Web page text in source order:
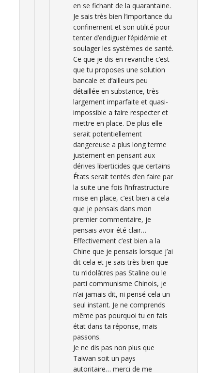
en se fichant de la quarantaine.
Je sais très bien l’importance du
confinement et son utilité pour
tenter d’endiguer l’épidémie et
soulager les systèmes de santé.
Ce que je dis en revanche c’est
que tu proposes une solution
bancale et d’ailleurs peu
détaillée en substance, très
largement imparfaite et quasi-
impossible a faire respecter et
mettre en place. De plus elle
serait potentiellement
dangereuse a plus long terme
justement en pensant aux
dérives liberticides que certains
États serait tentés d’en faire par
la suite une fois l’infrastructure
mise en place, c’est bien a cela
que je pensais dans mon
premier commentaire, je
pensais avoir été clair…
Effectivement c’est bien a la
Chine que je pensais lorsque j’ai
dit cela et je sais très bien que
tu n’idolâtres pas Staline ou le
parti communisme Chinois, je
n’ai jamais dit, ni pensé cela un
seul instant. Je ne comprends
même pas pourquoi tu en fais
état dans ta réponse, mais
passons.
Je ne dis pas non plus que
Taiwan soit un pays
autoritaire… merci de me